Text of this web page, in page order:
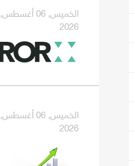
الخميس, 06 أغسطس,
2026
الخميس, 06 أغسطس,
2026